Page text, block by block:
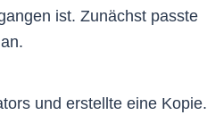
ist. Zunächst passte
und erstellte eine Kopie.